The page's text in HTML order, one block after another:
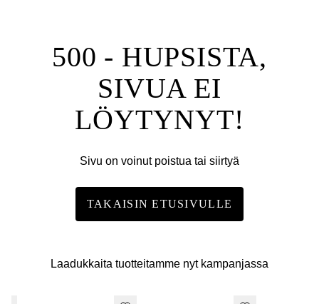
500 - HUPSISTA,
SIVUA EI
LÖYTYNYT!
Sivu on voinut poistua tai siirtyä
TAKAISIN ETUSIVULLE
Laadukkaita tuotteitamme nyt kampanjassa